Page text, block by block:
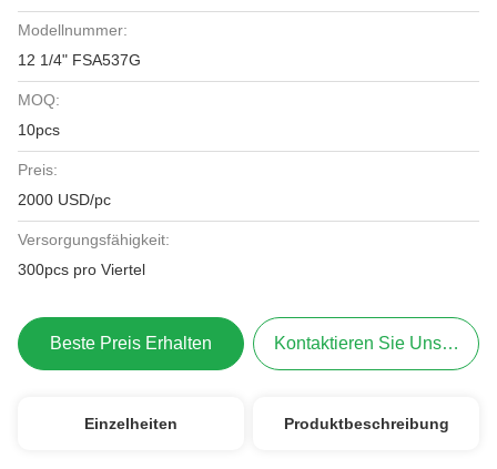
Modellnummer:
12 1/4" FSA537G
MOQ:
10pcs
Preis:
2000 USD/pc
Versorgungsfähigkeit:
300pcs pro Viertel
Beste Preis Erhalten Kontaktieren Sie Uns Jetzt
Einzelheiten Produktbeschreibung